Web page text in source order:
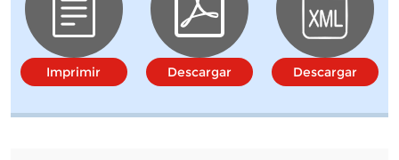
Imprimir Descargar Descargar